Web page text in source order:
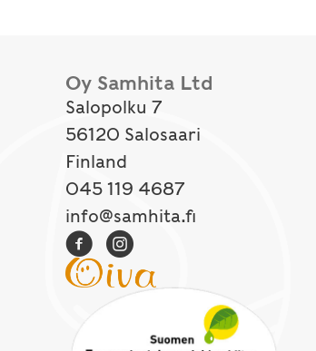
Oy Samhita Ltd
Salopolku 7
56120 Salosaari
Finland
045 119 4687
info@samhita.fi